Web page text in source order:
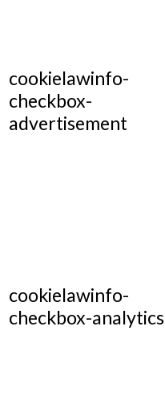
cookielawinfo-
checkbox-
advertisement
cookielawinfo-
checkbox-analytics